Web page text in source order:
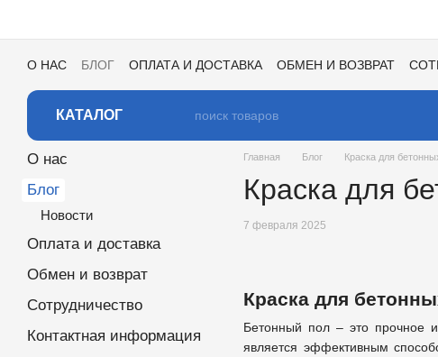
О НАС БЛОГ ОПЛАТА И ДОСТАВКА ОБМЕН И ВОЗВРАТ
КАТАЛОГ
Главная Блог Краска для
Краска для
7 февраля 2025
Краска для
Бетонный пол – это прочное
является эффективным
О нас
Блог
Новости
Оплата и доставка
Обмен и возврат
Сотрудничество
Контактная информация